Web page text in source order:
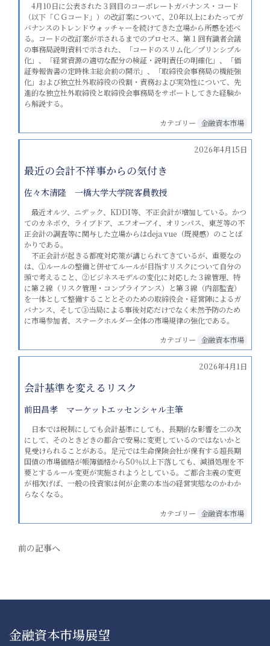
4月10日に公表された３回目のコーポレートガバナンス・コード
（以下「ＣＧコード」）の改訂案について、20年以上にわたってガ
バナンスのトレンドウォッチャーを続けてきた立場から所感を述べ
る。コードの改訂案が示されるまでのプロセス、第１回有識者会議
の事務局説明資料で示された、「コードのスリム化／プリンシプル
化」、「経営資源の適切な配分の検証・説明責任の明確化」、「価
証券報告書の定時株主総会前の開示」、「取締役会事務局の機能強
化」および独立社外取締役の役割・責務および実効性について、先
進的な独立社外取締役と取締役会事務局をサポートしてきた経験か
ら解説する。
カテゴリー 金融資本市場
2026年4月15日
最近の会計不祥事からの気付き
佐々木清隆 一橋大学大学院客員教授
最近オルツ、ニデック、KDDI等、不正会計が増加している。かつ
てのカネボウ、ライブドア、エフオーアイ、オリンパス、東芝等の不
正会計の調査等に関与した立場からはdeja vue（既視感）のことば
かりである。
不正会計が起きる都度対応策が講じられてきているが、重要なの
は、①ルールの整備と併せてルールが目指すリスクについて自分の
頭で考えること、②ビジネスモデルの変化に対応した３線管理、特
に第２線（リスク管理・コンプライアンス）と第３線（内部監査）
を一体として整備することとそのための取締役会・経営陣によるガ
バナンス、そして③当局による事後対応だけでなく未然予防のため
に市場参加者、ステークホルダー全体の市場規律の強化である。
カテゴリー 金融資本市場
2026年4月1日
会計基準を変えるリスク
前田昌孝 マーケットエッセンシャル主筆
日本では税制にしても会計基準にしても、長期的な影響を二の次
にして、そのときどきの都合で安易に変更しているのではないかと
見受けられることがある。足元では生命保険会社が保有する超長期
国債の市場価格が帳簿価格から50％以上下落しても、減損処理を不
要とするルール変更が実施されようとしている。ご都合主義の変更
が相次げば、一般の投資家は何が企業の本当の経営実態なのかわか
らなくなる。
カテゴリー 金融資本市場
前の記事へ
金融資本市場展望